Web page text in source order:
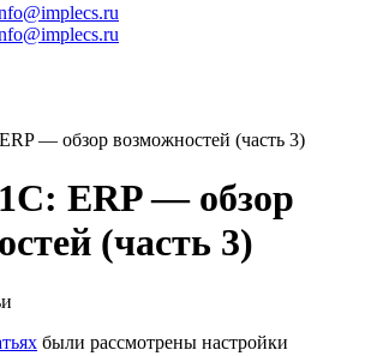
— обзор возможностей (часть 3)
ERP — обзор
(часть 3)
были рассмотрены настройки